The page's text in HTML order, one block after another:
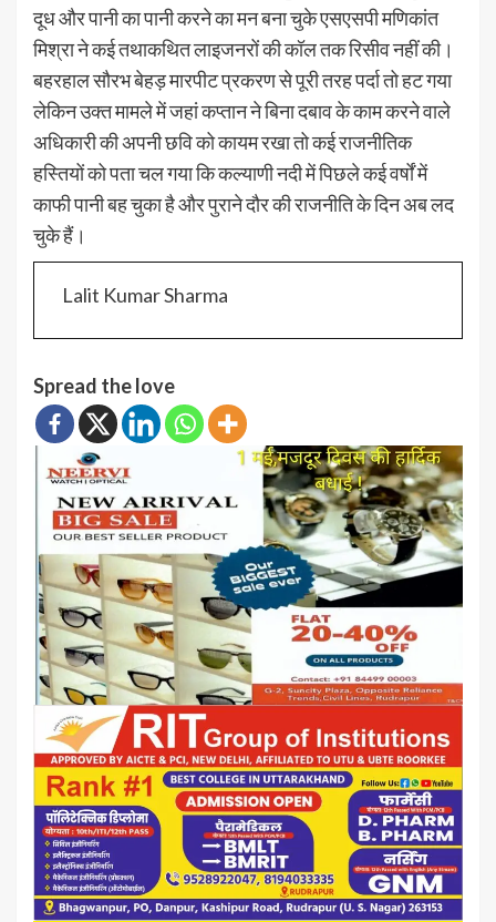
दूध और पानी का पानी करने का मन बना चुके एसएसपी मणिकांत
मिश्रा ने कई तथाकथित लाइजनरों की कॉल तक रिसीव नहीं की।
बहरहाल सौरभ बेहड़ मारपीट प्रकरण से पूरी तरह पर्दा तो हट गया
लेकिन उक्त मामले में जहां कप्तान ने बिना दबाव के काम करने वाले
अधिकारी की अपनी छवि को कायम रखा तो कई राजनीतिक
हस्तियों को पता चल गया कि कल्याणी नदी में पिछले कई वर्षों में
काफी पानी बह चुका है और पुराने दौर की राजनीति के दिन अब लद
चुके हैं।
Lalit Kumar Sharma
Spread the love